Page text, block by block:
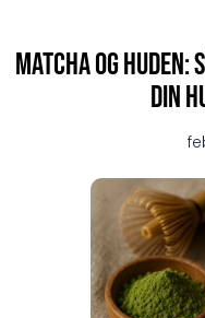
Matcha og
din